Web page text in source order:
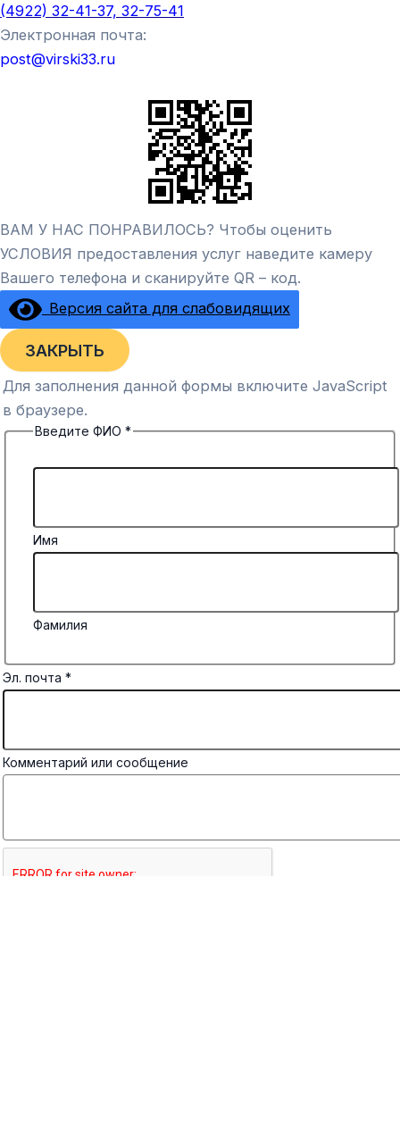
(4922) 32-41-37, 32-75-41
Электронная почта:
post@virski33.ru
ВАМ У НАС ПОНРАВИЛОСЬ? Чтобы оценить
УСЛОВИЯ предоставления услуг наведите камеру
Вашего телефона и сканируйте QR – код.
Версия сайта для слабовидящих
ЗАКРЫТЬ
Для заполнения данной формы включите JavaScript
в браузере.
Введите ФИО *
Имя
Фамилия
Эл. почта *
Комментарий или сообщение